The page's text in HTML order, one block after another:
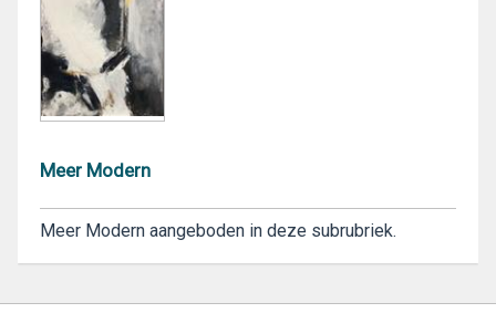
Meer Modern
Meer Modern aangeboden in deze subrubriek.